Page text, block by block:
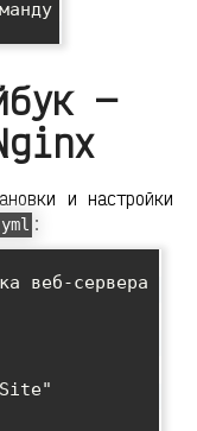
—
и настройки
:
веб-сервера